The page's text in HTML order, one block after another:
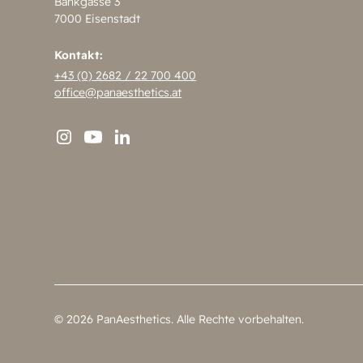
7000 Eisenstadt
Kontakt:
+43 (0) 2682 / 22 700 400
office@panaesthetics.at
© 2026 PanAesthetics. Alle Rechte vorbehalten.